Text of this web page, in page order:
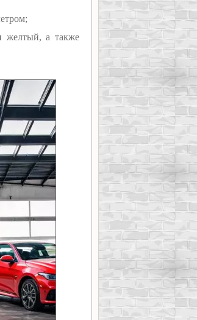
желтый, а также